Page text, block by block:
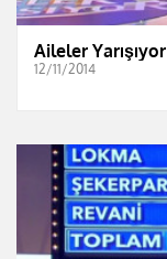
Aileler
12/11/2014